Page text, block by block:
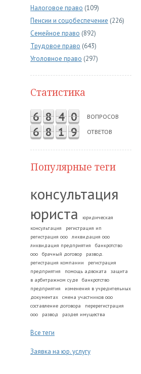
Налоговое право (109)
Пенсии и соцобеспечение (226)
Семейное право (892)
Трудовое право (643)
Уголовное право (297)
Статистика
6 8 4 0 ВОПРОСОВ
6 8 1 9 ОТВЕТОВ
Популярные теги
консультация
юриста
юридическая
консультация
регистрация ип
регистрация ооо
ликвидация ооо
ликвидация предприятия
банкротство
ооо
брачный договор
развод.
регистрация компании
регистрация
предприятия
помощь адвоката
защита
в арбитражном суде
банкротство
предприятия
изменения в учредительных
документах
смена участников ооо
составление договора
перерегистрация
ооо
развод раздел имущества
Все теги
Заявка на юр. услугу